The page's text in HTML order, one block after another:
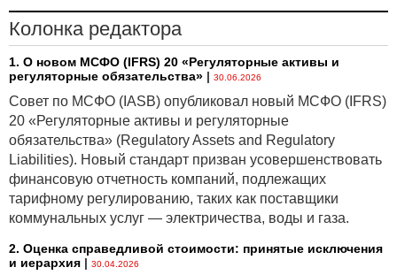
Колонка редактора
1. О новом МСФО (IFRS) 20 «Регуляторные активы и
регуляторные обязательства» | 30.06.2026
Совет по МСФО (IASB) опубликовал новый МСФО (IFRS)
20 «Регуляторные активы и регуляторные
обязательства» (Regulatory Assets and Regulatory
Liabilities). Новый стандарт призван усовершенствовать
финансовую отчетность компаний, подлежащих
тарифному регулированию, таких как поставщики
коммунальных услуг — электричества, воды и газа.
2. Оценка справедливой стоимости: принятые исключения
и иерархия | 30.04.2026